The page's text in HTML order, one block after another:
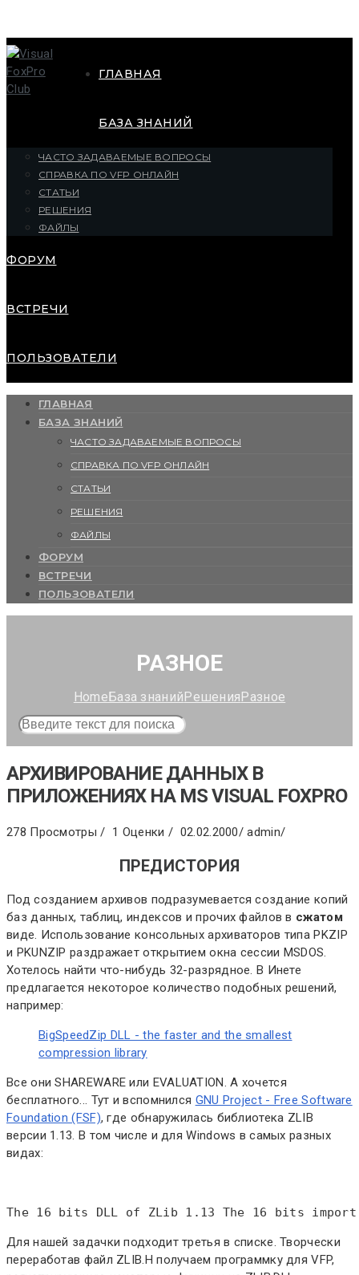
ГЛАВНАЯ
БАЗА ЗНАНИЙ
ЧАСТО ЗАДАВАЕМЫЕ ВОПРОСЫ
СПРАВКА ПО VFP ОНЛАЙН
СТАТЬИ
РЕШЕНИЯ
ФАЙЛЫ
ФОРУМ
ВСТРЕЧИ
ПОЛЬЗОВАТЕЛИ
ГЛАВНАЯ
БАЗА ЗНАНИЙ
ЧАСТО ЗАДАВАЕМЫЕ ВОПРОСЫ
СПРАВКА ПО VFP ОНЛАЙН
СТАТЬИ
РЕШЕНИЯ
ФАЙЛЫ
ФОРУМ
ВСТРЕЧИ
ПОЛЬЗОВАТЕЛИ
РАЗНОЕ
HomeБаза знанийРешенияРазное
АРХИВИРОВАНИЕ ДАННЫХ В
ПРИЛОЖЕНИЯХ НА MS VISUAL FOXPRO
278 Просмотры / 1 Оценки / 02.02.2000/ admin/
ПРЕДИСТОРИЯ
Под созданием архивов подразумевается создание копий
баз данных, таблиц, индексов и прочих файлов в сжатом
виде. Использование консольных архиваторов типа PKZIP
и PKUNZIP раздражает открытием окна сессии MSDOS.
Хотелось найти что-нибудь 32-разрядное. В Инете
предлагается некоторое количество подобных решений,
например:
BigSpeedZip DLL - the faster and the smallest
compression library
Все они SHAREWARE или EVALUATION. А хочется
бесплатного... Тут и вспомнился GNU Project - Free Software
Foundation (FSF), где обнаружилась библиотека ZLIB
версии 1.13. В том числе и для Windows в самых разных
видах:
The 16 bits DLL of ZLib 1.13 The 16 bits
Для нашей задачки подходит третья в списке. Творчески
переработав файл ZLIB.H получаем программку для VFP,